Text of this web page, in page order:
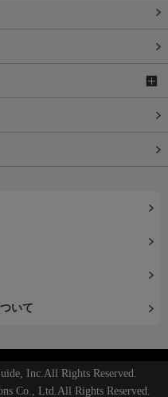
いて
Inc.All Rights Reserved.
Co., Ltd.All Rights Reserved.